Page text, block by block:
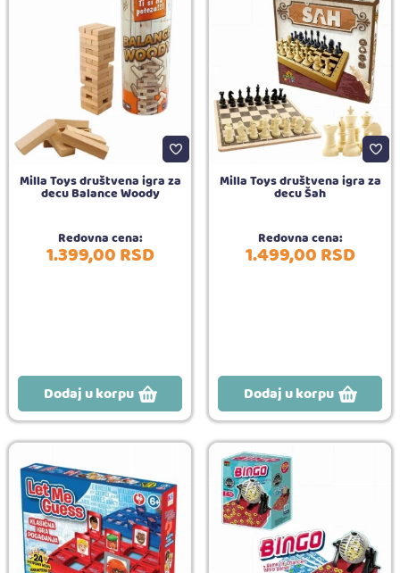
Milla Toys društvena igra za
decu Balance Woody
Redovna cena:
1.399,00RSD
Dodaj u korpu
Milla Toys društvena igra za
decu Šah
Redovna cena:
1.499,00RSD
Dodaj u korpu